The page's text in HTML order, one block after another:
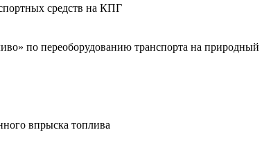
средств на КПГ
по переоборудованию транспорта на природный
впрыска топлива